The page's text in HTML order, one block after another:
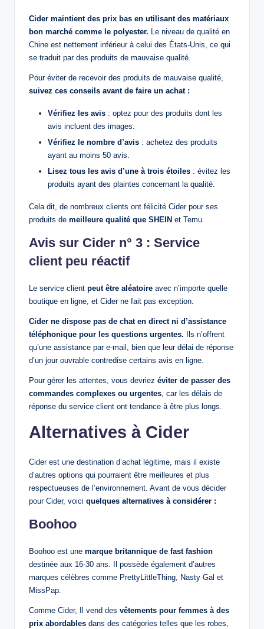
Cider maintient des prix bas en utilisant des matériaux
bon marché comme le polyester. Le niveau de qualité en
Chine est nettement inférieur à celui des États-Unis, ce qui
se traduit par des produits de mauvaise qualité.
Pour éviter de recevoir des produits de mauvaise qualité,
suivez ces conseils avant de faire un achat :
Vérifiez les avis : optez pour des produits dont les
avis incluent des images.
Vérifiez le nombre d’avis : achetez des produits
ayant au moins 50 avis.
Lisez tous les avis d’une à trois étoiles : évitez les
produits ayant des plaintes concernant la qualité.
Cela dit, de nombreux clients ont félicité Cider pour ses
produits de meilleure qualité que SHEIN et Temu.
Avis sur Cider n° 3 : Service
client peu réactif
Le service client peut être aléatoire avec n’importe quelle
boutique en ligne, et Cider ne fait pas exception.
Cider ne dispose pas de chat en direct ni d’assistance
téléphonique pour les questions urgentes. Ils n’offrent
qu’une assistance par e-mail, bien que leur délai de réponse
d’un jour ouvrable contredise certains avis en ligne.
Pour gérer les attentes, vous devriez éviter de passer des
commandes complexes ou urgentes, car les délais de
réponse du service client ont tendance à être plus longs.
Alternatives à Cider
Cider est une destination d’achat légitime, mais il existe
d’autres options qui pourraient être meilleures et plus
respectueuses de l’environnement. Avant de vous décider
pour Cider, voici quelques alternatives à considérer :
Boohoo
Boohoo est une marque britannique de fast fashion
destinée aux 16-30 ans. Il possède également d’autres
marques célèbres comme PrettyLittleThing, Nasty Gal et
MissPap.
Comme Cider, Il vend des vêtements pour femmes à des
prix abordables dans des catégories telles que les robes,